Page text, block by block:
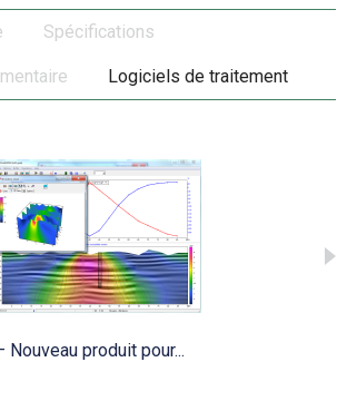
Spécifications
Logiciels de traitement
Nouveau produit pour...